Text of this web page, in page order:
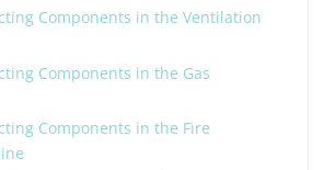
Components in the Ventilation
Components in the Gas
Components in the Fire